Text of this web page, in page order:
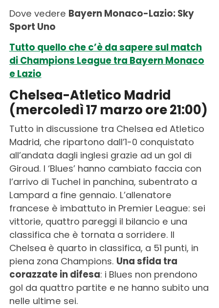
Dove vedere Bayern Monaco-Lazio: Sky
Sport Uno
Tutto quello che c’è da sapere sul match
di Champions League tra Bayern Monaco
e Lazio
Chelsea-Atletico Madrid
(mercoledì 17 marzo ore 21:00)
Tutto in discussione tra Chelsea ed Atletico
Madrid, che ripartono dall’1-0 conquistato
all’andata dagli inglesi grazie ad un gol di
Giroud. I ‘Blues’ hanno cambiato faccia con
l’arrivo di Tuchel in panchina, subentrato a
Lampard a fine gennaio. L’allenatore
francese è imbattuto in Premier League: sei
vittorie, quattro pareggi il bilancio e una
classifica che è tornata a sorridere. Il
Chelsea è quarto in classifica, a 51 punti, in
piena zona Champions. Una sfida tra
corazzate in difesa: i Blues non prendono
gol da quattro partite e ne hanno subito una
nelle ultime sei.